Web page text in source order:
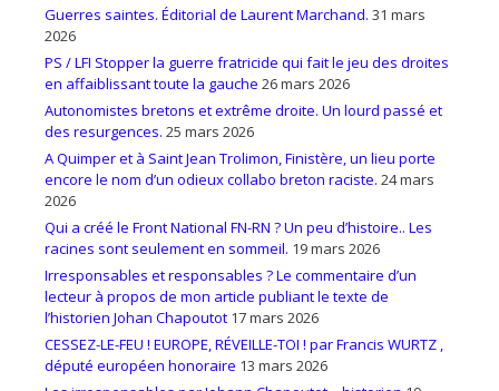
Guerres saintes. Éditorial de Laurent Marchand. 31 mars
2026
PS / LFI Stopper la guerre fratricide qui fait le jeu des droites
en affaiblissant toute la gauche 26 mars 2026
Autonomistes bretons et extrême droite. Un lourd passé et
des resurgences. 25 mars 2026
A Quimper et à Saint Jean Trolimon, Finistère, un lieu porte
encore le nom d’un odieux collabo breton raciste. 24 mars
2026
Qui a créé le Front National FN-RN ? Un peu d’histoire.. Les
racines sont seulement en sommeil. 19 mars 2026
Irresponsables et responsables ? Le commentaire d’un
lecteur à propos de mon article publiant le texte de
l’historien Johan Chapoutot 17 mars 2026
CESSEZ-LE-FEU ! EUROPE, RÉVEILLE-TOI ! par Francis WURTZ ,
député européen honoraire 13 mars 2026